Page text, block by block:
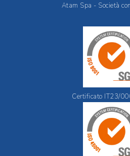
Atam Spa - Società
Certificato IT23/